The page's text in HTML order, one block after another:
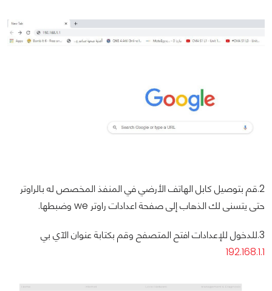
2.قم بتوصيل كابل الهاتف الأرضي في المنفذ المخصص له بالراوتر
حتى يتسنى لك الذهاب إلى صفحة اعدادات راوتر we وضبطها.
3.للدخول للإعدادات افتح المتصفح وقم بكتابة عنوان الآي بي
192.168.1.1